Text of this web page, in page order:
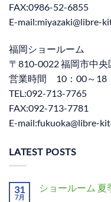
FAX:0986-52-6855
E-mail:miyazaki@libre-
福岡ショールーム
〒810-0022 福岡市中
営業時間 10：00～18
TEL:092-713-7765
FAX:092-713-7781
E-mail:fukuoka@libre-
LATEST POSTS
31
7月
ショールーム